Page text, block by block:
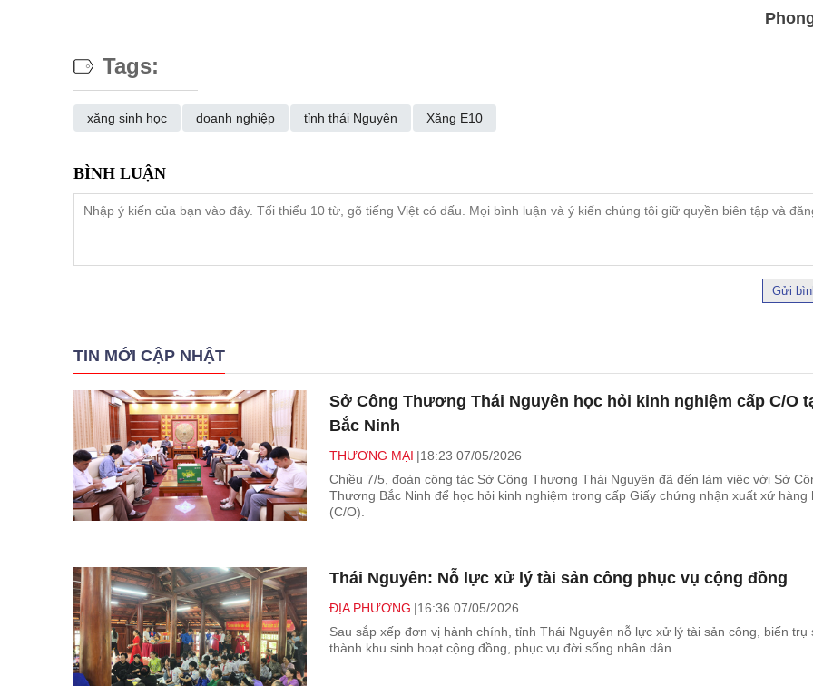
Tags:
xăng sinh học doanh nghiệp tỉnh thái Nguyên Xăng E10
Gửi
TIN MỚI CẬP NHẬT
Sở Công Thương Thái Nguyên học hỏi kinh nghiệm cấp C/O
Bắc Ninh
THƯƠNG MẠI 18:23 07/05/2026
Chiều 7/5, đoàn công tác Sở Công Thương Thái Nguyên đã đến làm việc với Sở Công
Thương Bắc Ninh để học hỏi kinh nghiệm trong cấp Giấy chứng nhận xuất xứ hàng
(C/O).
Thái Nguyên: Nỗ lực xử lý tài sản công phục vụ cộng đồng
ĐỊA PHƯƠNG 16:36 07/05/2026
Sau sắp xếp đơn vị hành chính, tỉnh Thái Nguyên nỗ lực xử lý tài sản công, biến trụ
thành khu sinh hoạt cộng đồng, phục vụ đời sống nhân dân.